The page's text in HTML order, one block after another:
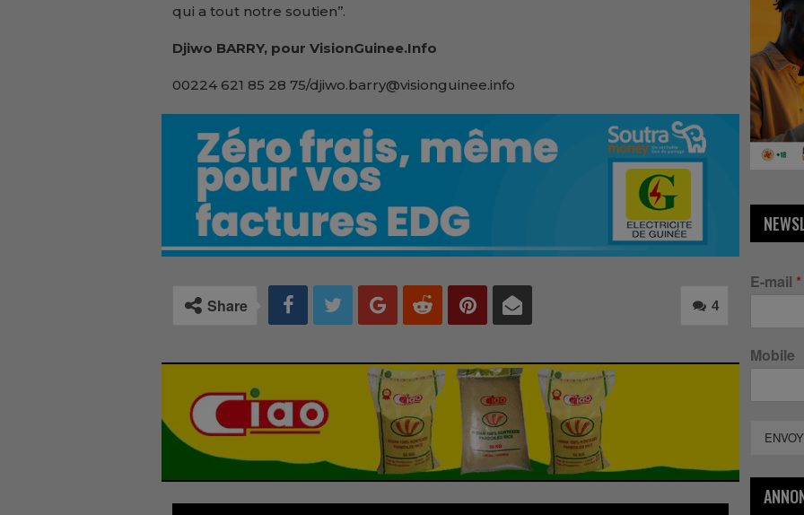
qui a tout notre soutien’’.
Djiwo BARRY, pour VisionGuinee.Info
00224 621 85 28 75/djiwo.barry@visionguinee.info
4
Share
E-mail *
Mobile